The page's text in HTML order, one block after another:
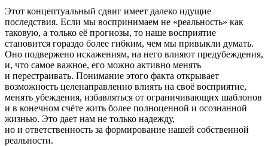
Этот концептуальный сдвиг имеет далеко идущие
последствия. Если мы воспринимаем не «реальность» как
таковую, а только её прогнозы, то наше восприятие
становится гораздо более гибким, чем мы привыкли думать.
Оно подвержено искажениям, на него влияют предубеждения,
и, что самое важное, его можно активно менять
и перестраивать. Понимание этого факта открывает
возможность целенаправленно влиять на своё восприятие,
менять убеждения, избавляться от ограничивающих шаблонов
и в конечном счёте жить более полноценной и осознанной
жизнью. Это дает нам не только надежду,
но и ответственность за формирование нашей собственной
реальности.